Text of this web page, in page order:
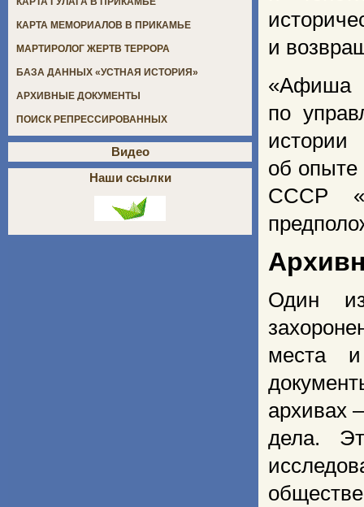
и
«Афиша
по
об
СССР
Один
места
архивах
дела.
КАРТА МЕМОРИАЛОВ В ПРИКАМЬЕ
МАРТИРОЛОГ ЖЕРТВ ТЕРРОРА
БАЗА ДАННЫХ «УСТНАЯ ИСТОРИЯ»
АРХИВНЫЕ ДОКУМЕНТЫ
ПОИСК РЕПРЕССИРОВАННЫХ
Видео
Наши ссылки